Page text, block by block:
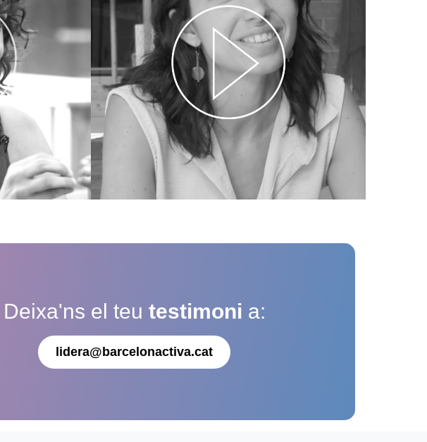
Deixa'ns el teu testimoni a:
lidera@barcelonactiva.cat